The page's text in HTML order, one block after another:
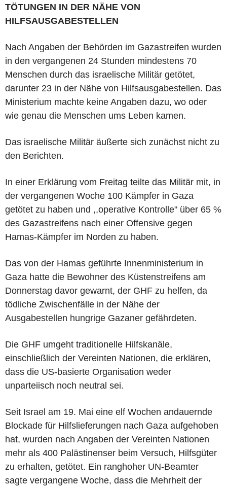
TÖTUNGEN IN DER NÄHE VON
HILFSAUSGABESTELLEN
Nach Angaben der Behörden im Gazastreifen wurden
in den vergangenen 24 Stunden mindestens 70
Menschen durch das israelische Militär getötet,
darunter 23 in der Nähe von Hilfsausgabestellen. Das
Ministerium machte keine Angaben dazu, wo oder
wie genau die Menschen ums Leben kamen.
Das israelische Militär äußerte sich zunächst nicht zu
den Berichten.
In einer Erklärung vom Freitag teilte das Militär mit, in
der vergangenen Woche 100 Kämpfer in Gaza
getötet zu haben und ,,operative Kontrolle" über 65 %
des Gazastreifens nach einer Offensive gegen
Hamas-Kämpfer im Norden zu haben.
Das von der Hamas geführte Innenministerium in
Gaza hatte die Bewohner des Küstenstreifens am
Donnerstag davor gewarnt, der GHF zu helfen, da
tödliche Zwischenfälle in der Nähe der
Ausgabestellen hungrige Gazaner gefährdeten.
Die GHF umgeht traditionelle Hilfskanäle,
einschließlich der Vereinten Nationen, die erklären,
dass die US-basierte Organisation weder
unparteiisch noch neutral sei.
Seit Israel am 19. Mai eine elf Wochen andauernde
Blockade für Hilfslieferungen nach Gaza aufgehoben
hat, wurden nach Angaben der Vereinten Nationen
mehr als 400 Palästinenser beim Versuch, Hilfsgüter
zu erhalten, getötet. Ein ranghoher UN-Beamter
sagte vergangene Woche, dass die Mehrheit der